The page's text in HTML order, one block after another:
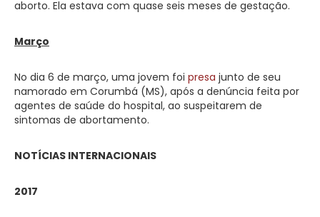
aborto. Ela estava com quase seis meses de gestação.
Março
No dia 6 de março, uma jovem foi presa junto de seu
namorado em Corumbá (MS), após a denúncia feita por
agentes de saúde do hospital, ao suspeitarem de
sintomas de abortamento.
NOTÍCIAS INTERNACIONAIS
2017